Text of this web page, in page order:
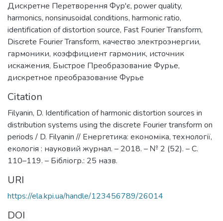
Дискретне Перетворення Фур'є, power quality,
harmonics, nonsinusoidal conditions, harmonic ratio,
identification of distortion source, Fast Fourier Transform,
Discrete Fourier Transform, качество электроэнергии,
гармоники, коэффициент гармоник, источник
искажения, Быстрое Преобразование Фурье,
дискретное преобразование Фурье
Citation
Filyanin, D. Identification of harmonic distortion sources in
distribution systems using the discrete Fourier transform on
periods / D. Filyanin // Енергетика: економіка, технології,
екологія : науковий журнал. – 2018. – № 2 (52). – С.
110–119. – Бібліогр.: 25 назв.
URI
https://ela.kpi.ua/handle/123456789/26014
DOI